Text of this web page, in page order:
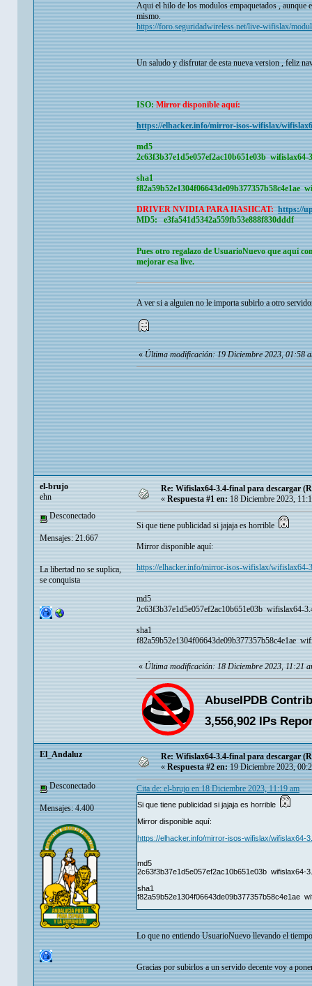
Aqui el hilo de los modulos empaquetados ,
mismo.
https://foro.seguridadwireless.net/live-wifislax/
Un saludo y disfrutar de esta nueva version , feliz
ISO:Mirror disponible aquí:
https://elhacker.info/mirror-isos-wifislax/
md5
2c63f3b37e1d5e057ef2ac10b651e03b wifislax64-
sha1
f82a59b52e1304f06643de09b377357b58c4e1ae
DRIVER NVIDIA PARA HASHCAT:https://
MD5: e3fa541d5342a559fb53e888f830dddf
Pues otro regalazo deUsuarioNuevoque aquí
mejorar esa live.
A ver si a alguien no le importa subirlo a otro
«Última modificación: 19 Diciembre 2023, 01:58
el-brujo
ehn
Desconectado
Mensajes: 21.667
La libertad no se suplica,
se conquista
Re: Wifislax64-3.4-final para descargar
« Respuesta #1 en: 18 Diciembre 2023,
Si que tiene publicidad si jajaja es horrible
Mirror disponible aquí:
https://elhacker.info/mirror-isos-wifislax/wifislax64-
md5
2c63f3b37e1d5e057ef2ac10b651e03b wifislax64-
sha1
f82a59b52e1304f06643de09b377357b58c4e1ae
« Última modificación: 18 Diciembre 2023, 11:21
El_Andaluz
Desconectado
Mensajes: 4.400
Re: Wifislax64-3.4-final para descargar
«Respuesta #2 en:19 Diciembre 2023,
Cita de: el-brujo en 18 Diciembre 2023, 11:19 am
Si que tiene publicidad si jajaja es horrible
Mirror disponible aquí:
https://elhacker.info/mirror-isos-wifislax/wifislax64-
md5
2c63f3b37e1d5e057ef2ac10b651e03b wifislax64-
sha1
f82a59b52e1304f06643de09b377357b58c4e1ae
Lo que no entiendo UsuarioNuevo llevando el
Gracias por subirlos a un servido decente voy a